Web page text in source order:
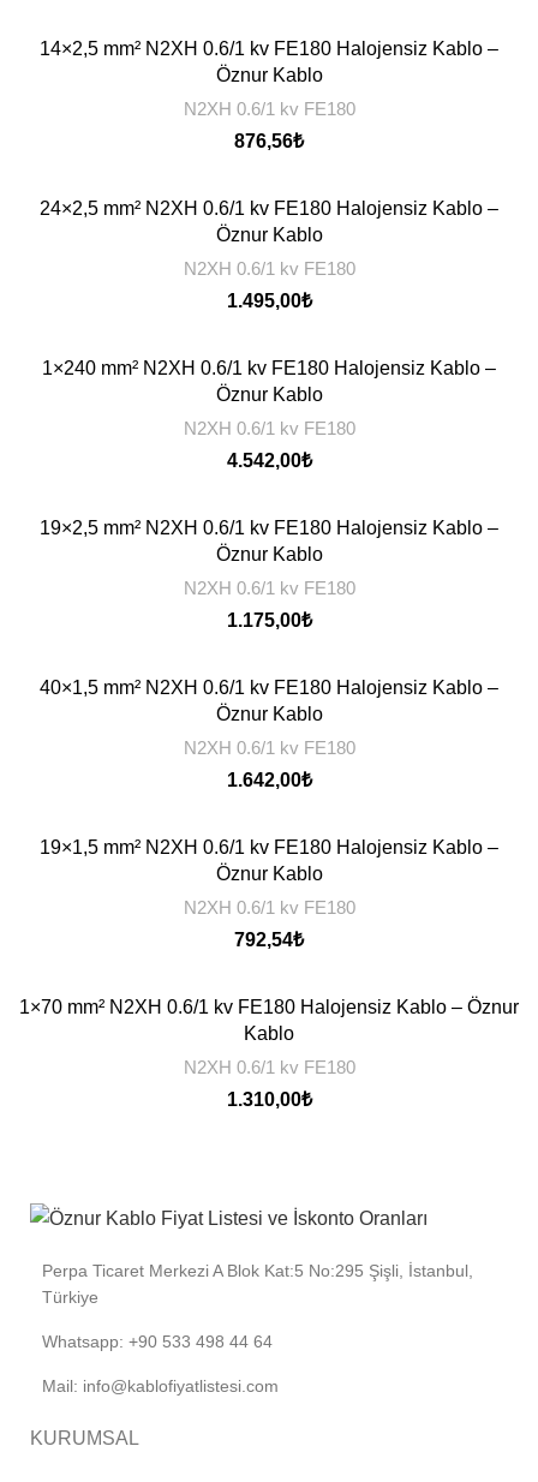
14×2,5 mm² N2XH 0.6/1 kv FE180 Halojensiz Kablo –
Öznur Kablo
N2XH 0.6/1 kv FE180
876,56₺
24×2,5 mm² N2XH 0.6/1 kv FE180 Halojensiz Kablo –
Öznur Kablo
N2XH 0.6/1 kv FE180
1.495,00₺
1×240 mm² N2XH 0.6/1 kv FE180 Halojensiz Kablo –
Öznur Kablo
N2XH 0.6/1 kv FE180
4.542,00₺
19×2,5 mm² N2XH 0.6/1 kv FE180 Halojensiz Kablo –
Öznur Kablo
N2XH 0.6/1 kv FE180
1.175,00₺
40×1,5 mm² N2XH 0.6/1 kv FE180 Halojensiz Kablo –
Öznur Kablo
N2XH 0.6/1 kv FE180
1.642,00₺
19×1,5 mm² N2XH 0.6/1 kv FE180 Halojensiz Kablo –
Öznur Kablo
N2XH 0.6/1 kv FE180
792,54₺
1×70 mm² N2XH 0.6/1 kv FE180 Halojensiz Kablo – Öznur
Kablo
N2XH 0.6/1 kv FE180
1.310,00₺
Perpa Ticaret Merkezi A Blok Kat:5 No:295 Şişli, İstanbul,
Türkiye
Whatsapp: +90 533 498 44 64
Mail: info@kablofiyatlistesi.com
KURUMSAL